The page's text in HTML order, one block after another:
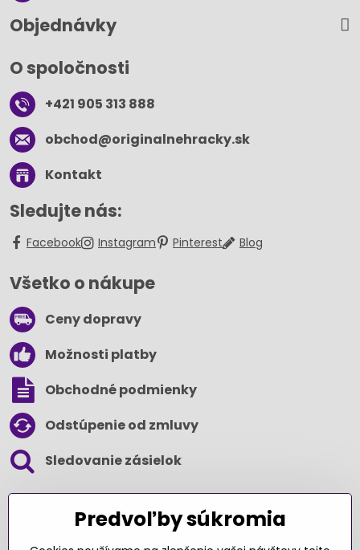
Objednávky
O spoločnosti
+421 905 313 888
obchod​@originalnehracky​.sk
Kontakt
Sledujte nás:
Facebook Instagram Pinterest Blog
Všetko o nákupe
Ceny dopravy
Možnosti platby
Obchodné podmienky
Odstúpenie od zmluvy
Sledovanie zásielok
Predvoľby súkromia